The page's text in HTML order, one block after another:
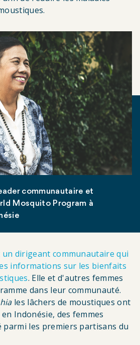
communautaire et
Mosquito Program à
un dirigeant communautaire qui
informations sur les bienfaits
. Elle et d'autres femmes
dans leur communauté.
les lâchers de moustiques ont
Indonésie, des femmes
parmi les premiers partisans du